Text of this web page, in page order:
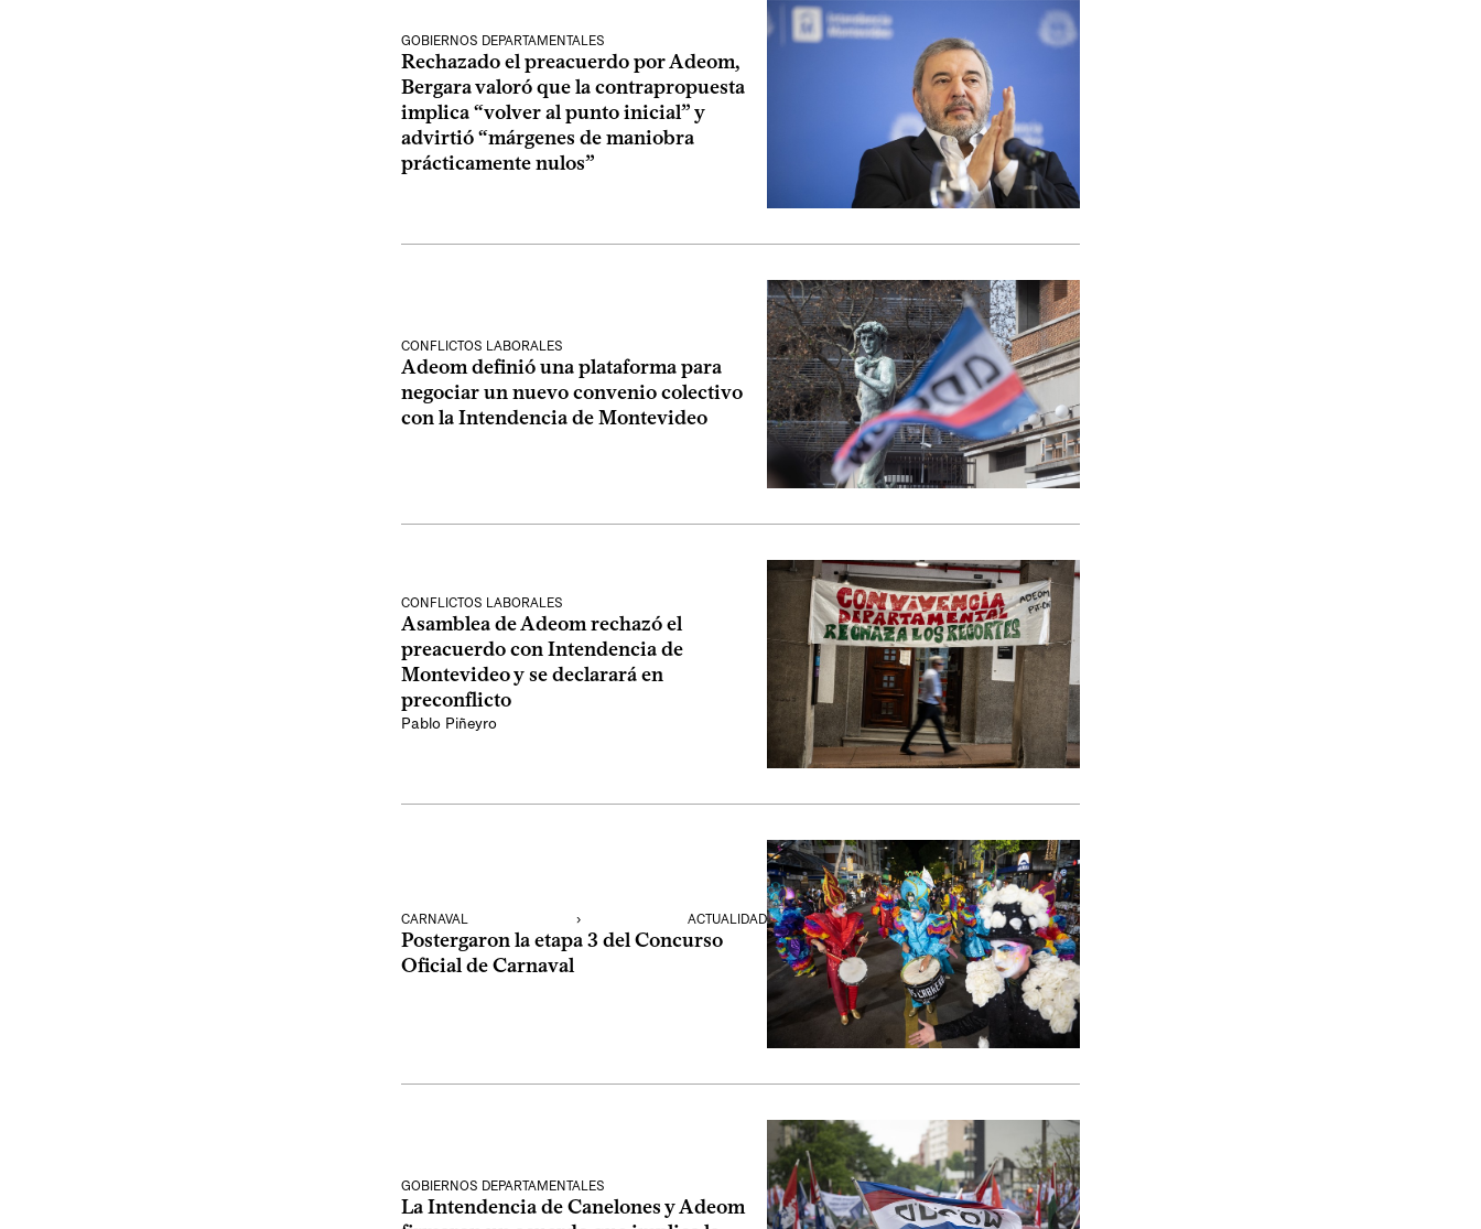
GOBIERNOS DEPARTAMENTALES
Rechazado el preacuerdo por Adeom,
Bergara valoró que la contrapropuesta
implica “volver al punto inicial” y
advirtió “márgenes de maniobra
prácticamente nulos”
CONFLICTOS LABORALES
Adeom definió una plataforma para
negociar un nuevo convenio colectivo
con la Intendencia de Montevideo
CONFLICTOS LABORALES
Asamblea de Adeom rechazó el
preacuerdo con Intendencia de
Montevideo y se declarará en
preconflicto
Pablo Piñeyro
CARNAVAL › ACTUALIDAD
Postergaron la etapa 3 del Concurso
Oficial de Carnaval
GOBIERNOS DEPARTAMENTALES
La Intendencia de Canelones y Adeom